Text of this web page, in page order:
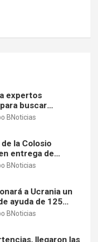
expertos
buscar
del sargazo
BNoticias
la Colosio
entrega de
BNoticias
a Ucrania un
ayuda de 125
BNoticias
llegaron las